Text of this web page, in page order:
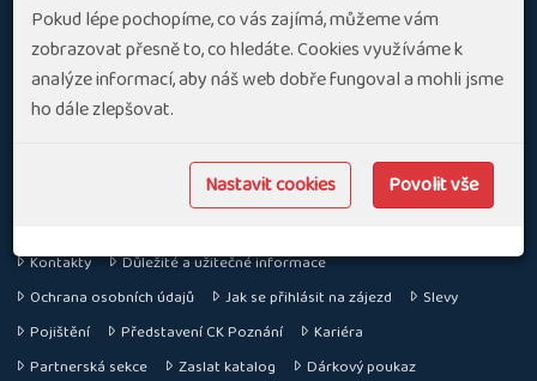
O
nás
CK POZNÁNÍ S.R.O.
Specializujeme se na aktivní dovolenou v Evropě a ve světě
Kontakty
Důležité a užitečné informace
Ochrana osobních údajů
Jak se přihlásit na zájezd
Slevy
Pojištění
Představení CK Poznání
Kariéra
Partnerská sekce
Zaslat katalog Dárkový poukaz
Pokud lépe pochopíme, co vás zajímá, můžeme vám
zobrazovat přesně to, co hledáte. Cookies využíváme k
analýze informací, aby náš web dobře fungoval a mohli jsme
ho dále zlepšovat.
Nastavit cookies Povolit vše